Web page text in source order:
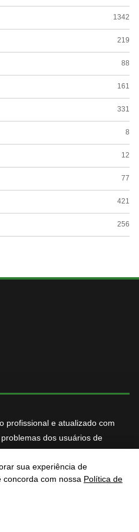
sua experiência de
concorda com nossa Política de
1342
219
88
161
331
8
12
77
421
256
profissional e atualizado com
dos usuários de
para entrar em contato, estamos